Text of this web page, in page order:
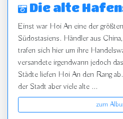
Die alte
Einst war Hoi An eine der
Südostasiens. Händler aus
trafen sich hier um ihre
versandete irgendwann jedoch
Städte liefen Hoi An den Rang
der Stadt aber viele alte ...
zum